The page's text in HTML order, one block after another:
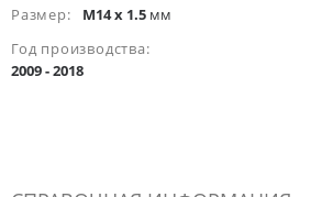
Размер:
M14 x 1.5 мм
Год производства:
2009 - 2018